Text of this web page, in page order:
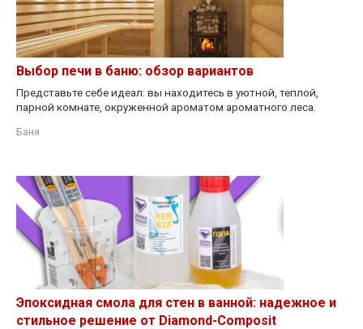
Выбор печи в баню: обзор вариантов
Представьте себе идеал: вы находитесь в уютной, теплой,
парной комнате, окруженной ароматом ароматного леса.
Баня
Эпоксидная смола для стен в ванной: надежное и
стильное решение от Diamond-Composit